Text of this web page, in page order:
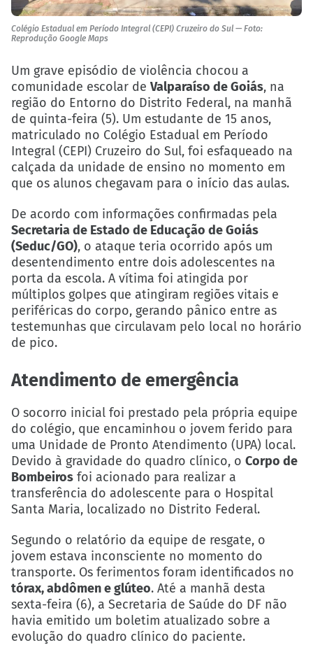
Colégio Estadual em Período Integral (CEPI) Cruzeiro do Sul — Foto:
Reprodução Google Maps
Um grave episódio de violência chocou a
comunidade escolar de Valparaíso de Goiás, na
região do Entorno do Distrito Federal, na manhã
de quinta-feira (5). Um estudante de 15 anos,
matriculado no Colégio Estadual em Período
Integral (CEPI) Cruzeiro do Sul, foi esfaqueado na
calçada da unidade de ensino no momento em
que os alunos chegavam para o início das aulas.
De acordo com informações confirmadas pela
Secretaria de Estado de Educação de Goiás
(Seduc/GO), o ataque teria ocorrido após um
desentendimento entre dois adolescentes na
porta da escola. A vítima foi atingida por
múltiplos golpes que atingiram regiões vitais e
periféricas do corpo, gerando pânico entre as
testemunhas que circulavam pelo local no horário
de pico.
Atendimento de emergência
O socorro inicial foi prestado pela própria equipe
do colégio, que encaminhou o jovem ferido para
uma Unidade de Pronto Atendimento (UPA) local.
Devido à gravidade do quadro clínico, o Corpo de
Bombeiros foi acionado para realizar a
transferência do adolescente para o Hospital
Santa Maria, localizado no Distrito Federal.
Segundo o relatório da equipe de resgate, o
jovem estava inconsciente no momento do
transporte. Os ferimentos foram identificados no
tórax, abdômen e glúteo. Até a manhã desta
sexta-feira (6), a Secretaria de Saúde do DF não
havia emitido um boletim atualizado sobre a
evolução do quadro clínico do paciente.